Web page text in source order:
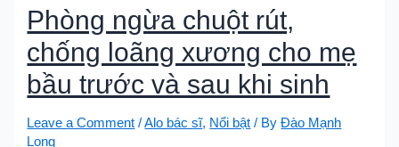
Phòng ngừa chuột rút,
chống loãng xương cho mẹ
bầu trước và sau khi sinh
Leave a Comment /Alo bác sĩ, Nổi bật / ByĐào Mạnh
Long